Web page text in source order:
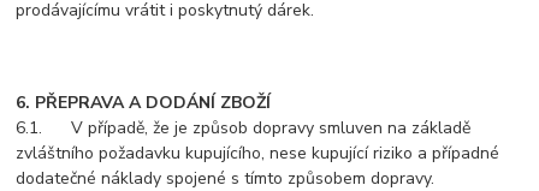
prodávajícímu vrátit i poskytnutý dárek.
6. PŘEPRAVA A DODÁNÍ ZBOŽÍ
6.1. V případě, že je způsob dopravy smluven na základě
zvláštního požadavku kupujícího, nese kupující riziko a případné
dodatečné náklady spojené s tímto způsobem dopravy.